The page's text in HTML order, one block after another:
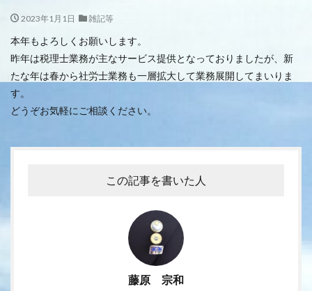
2023年1月1日 雑記等
本年もよろしくお願いします。
昨年は税理士業務が主なサービス提供となっておりましたが、新
たな年は春から社労士業務も一層拡大して業務展開してまいりま
す。
どうぞお気軽にご相談ください。
この記事を書いた人
藤原 宗和